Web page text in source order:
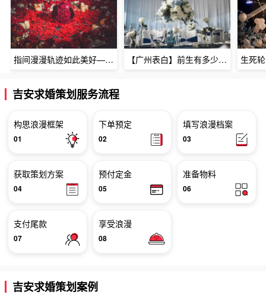
指间漫漫轨迹如此美好——深圳烈焰玫瑰生日惊喜 【广州表白】前生有多少未尽的缘7张
吉安求婚策划服务流程
构思浪漫框架
01
下单预定
02
填写浪漫档案
03
获取策划方案
04
预付定金
05
准备物料
06
支付尾款
07
享受浪漫
08
吉安求婚策划案例